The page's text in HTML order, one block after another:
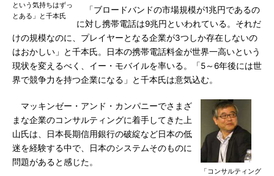
という気持ちはずっ
とある」と千本氏
「ブロードバンドの市場規模が1兆円であるの
に対し携帯電話は9兆円といわれている。それだ
けの規模なのに、プレイヤーとなる企業が3つしか存在しないの
はおかしい」と千本氏。日本の携帯電話料金が世界一高いという
現状を変えるべく、イー・モバイルを率いる。「5～6年後には世
界で競争力を持つ企業になる」と千本氏は意気込む。
「コンサルティング
マッキンゼー・アンド・カンパニーでさまざ
まな企業のコンサルティングに着手してきた上
山氏は、日本長期信用銀行の破綻など日本の低
迷を経験する中で、日本のシステムそのものに
問題があると感じた。